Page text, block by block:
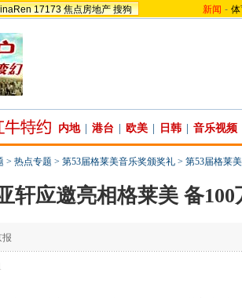
17173 焦点房地产 搜狗 新闻 -
内地 港台 欧美 日韩 音乐视频
> 热点专题 > 第53届格莱美音乐奖颁奖礼 > 第53届格莱
轩应邀亮相格莱美 备
报